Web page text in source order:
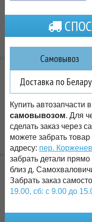
Самовывоз
Доставка по
Купить
самовывозом. Для
сделать заказ через
можете забрать
адресу: пер.
забрать детали
близ д.
Забрать заказ
19.00, сб: с 9.00 до